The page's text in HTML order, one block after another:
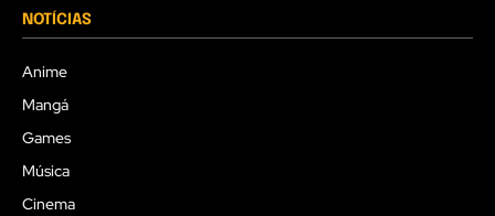
NOTÍCIAS
Anime
Mangá
Games
Música
Cinema